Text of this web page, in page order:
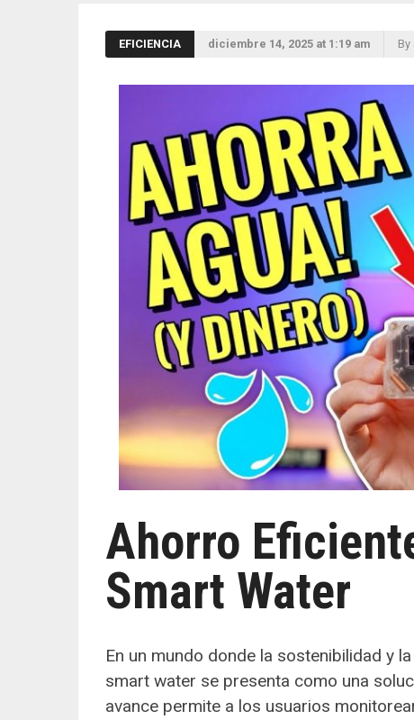
EFICIENCIA diciembre 14, 2025 at 1:19 am By
Ahorro
Smart Water
En un mundo donde la sostenibilidad y
smart water se presenta como una
avance permite a los usuarios